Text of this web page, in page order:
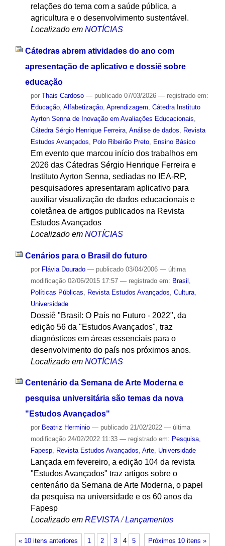
relações do tema com a saúde pública, a
agricultura e o desenvolvimento sustentável.
Localizado em NOTÍCIAS
Cátedras abrem atividades do ano com
apresentação de aplicativo e dossiê sobre
educação
por Thais Cardoso — publicado07/03/2026 — registrado em:
Educação, Alfabetização, Aprendizagem Cátedra Instituto
Ayrton Senna de Inovação em Avaliações Educacionais
Cátedra Sérgio Henrique Ferreira, Análise de dados
Revista
Estudos Avançados
Polo Ribeirão Preto, Ensino Básico
Em evento que marcou início dos trabalhos em
2026 das Cátedras Sérgio Henrique Ferreira e
Instituto Ayrton Senna, sediadas no IEA-RP,
pesquisadores apresentaram aplicativo para
auxiliar visualização de dados educacionais e
coletânea de artigos publicados na Revista
Estudos Avançados
Localizado em NOTÍCIAS
Cenários para o Brasil do futuro
por Flávia Dourado — publicado03/04/2006 — última
modificação02/06/2015 17:57 — registrado em: Brasil
Políticas Públicas
Revista Estudos Avançados Cultura,
Universidade
Dossiê "Brasil: O País no Futuro - 2022", da
edição 56 da "Estudos Avançados", traz
diagnósticos em áreas essenciais para o
desenvolvimento do país nos próximos anos.
Localizado em NOTÍCIAS
Centenário da Semana de Arte Moderna e
pesquisa universitária são temas da nova
"Estudos Avançados"
por Beatriz Herminio — publicado21/02/2022 — última
modificação24/02/2022 11:33 — registrado em: Pesquisa,
Fapesp, Revista Estudos Avançados, Arte, Universidade
Lançada em fevereiro, a edição 104 da revista
"Estudos Avançados" traz artigos sobre o
centenário da Semana de Arte Moderna, o papel
da pesquisa na universidade e os 60 anos da
Fapesp
Localizado em REVISTA /Lançamentos
« 10 itens anteriores Próximos 10 itens »
1 2 3 4 5